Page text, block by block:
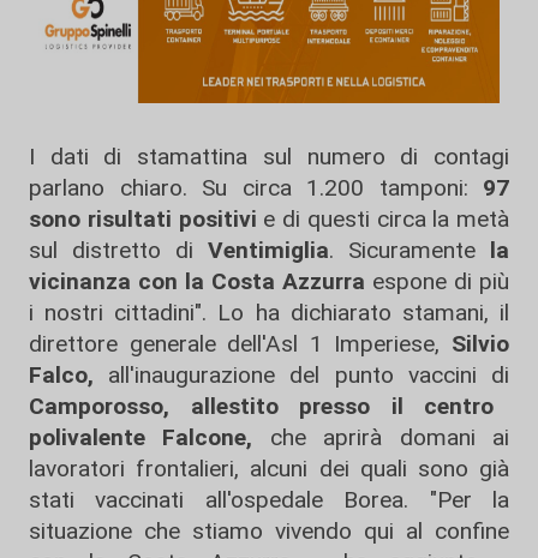
I dati di stamattina sul numero di contagi
parlano chiaro. Su circa 1.200 tamponi: 97
sono risultati positivi e di questi circa la metà
sul distretto di Ventimiglia. Sicuramente la
vicinanza con la Costa Azzurra espone di più
i nostri cittadini". Lo ha dichiarato stamani, il
direttore generale dell'Asl 1 Imperiese, Silvio
Falco, all'inaugurazione del punto vaccini di
Camporosso,
allestito presso il centro
polivalente Falcone, che aprirà domani ai
lavoratori frontalieri, alcuni dei quali sono già
stati vaccinati all'ospedale Borea. "Per la
situazione che stiamo vivendo qui al confine